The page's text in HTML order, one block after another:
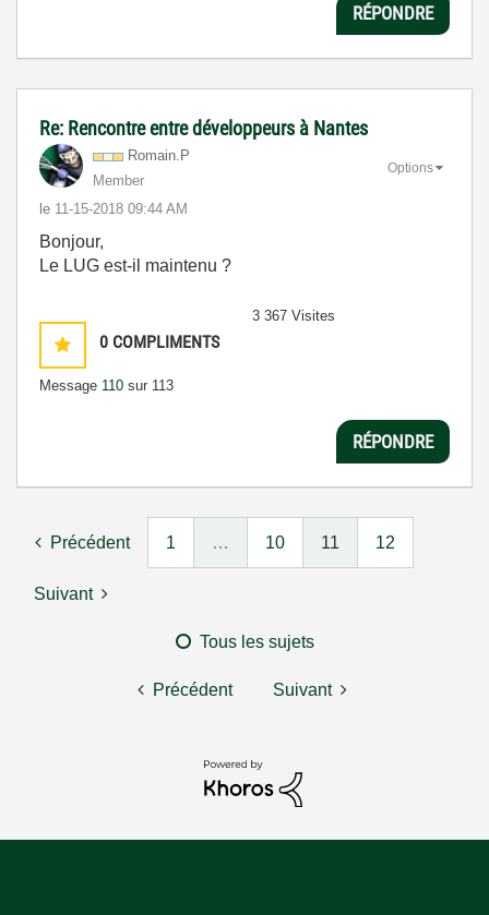
RÉPONDRE
Re: Rencontre entre développeurs à Nantes
Romain.P
Member
le ‎11-15-2018 09:44 AM
Options
Bonjour,
Le LUG est-il maintenu ?
0 COMPLIMENTS
Message 110 sur 113
3 367 Visites
RÉPONDRE
Précédent 1 … 10 11 12
Suivant
Tous les sujets
Précédent Suivant